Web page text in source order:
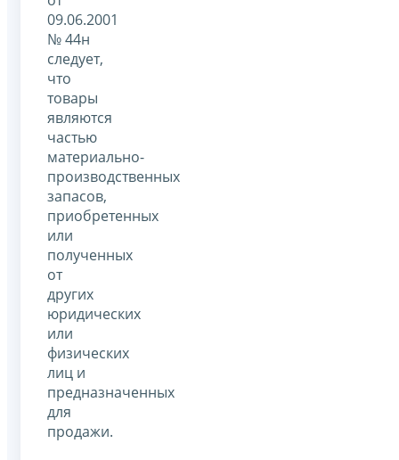
09.06.2001
№ 44н
следует,
что
товары
являются
частью
материально-
производственных
запасов,
приобретенных
или
полученных
от
других
юридических
или
физических
лиц и
предназначенных
для
продажи.